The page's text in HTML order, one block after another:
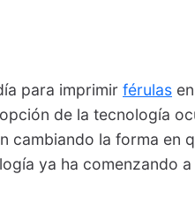
para imprimir férulas
de la tecnología
cambiando la forma en
ya ha comenzando